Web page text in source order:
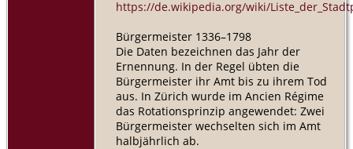
https://de.wikipedia.org/wiki/
Bürgermeister 1336–1798
Die Daten bezeichnen das Jahr der
Ernennung. In der Regel übten die
Bürgermeister ihr Amt bis zu ihrem Tod
aus. In Zürich wurde im Ancien Régime
das Rotationsprinzip angewendet: Zwei
Bürgermeister wechselten sich im Amt
halbjährlich ab.